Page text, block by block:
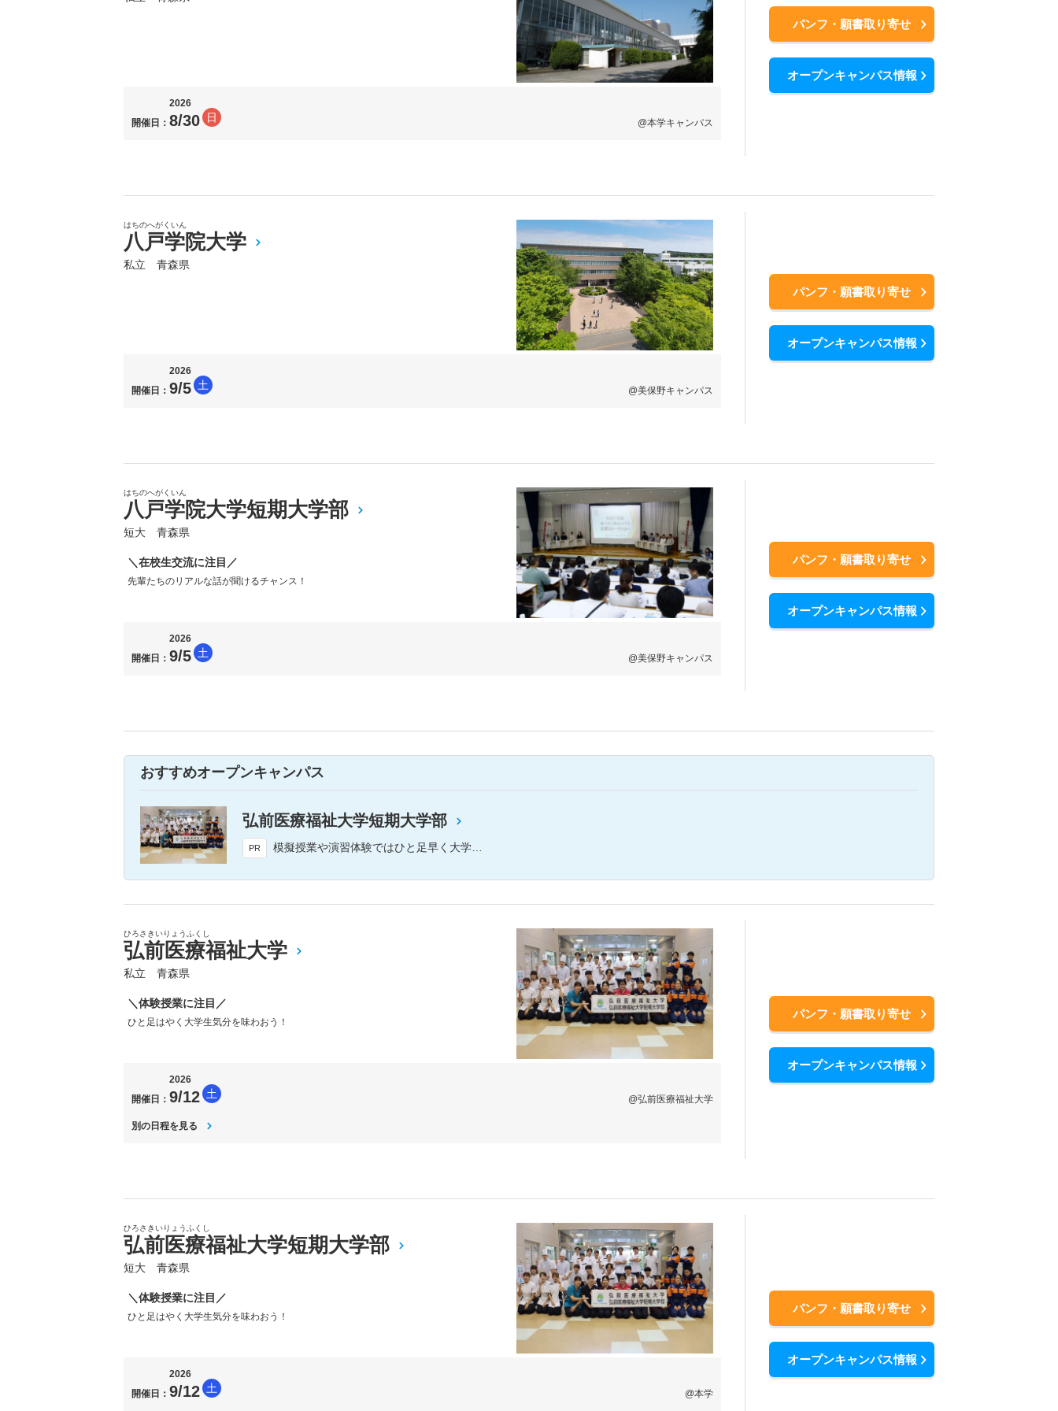
開催日：
2026
8/30 日 @本学キャンパス
パンフ・願書取り寄せ
オープンキャンパス情報
はちのへがくいん
八戸学院大学
私立 青森県
開催日：
2026
9/5 土 @美保野キャンパス
パンフ・願書取り寄せ
オープンキャンパス情報
はちのへがくいん
八戸学院大学短期大学部
短大 青森県
＼在校生交流に注目／
先輩たちのリアルな話が聞けるチャンス！
開催日：
2026
9/5 土 @美保野キャンパス
パンフ・願書取り寄せ
オープンキャンパス情報
おすすめオープンキャンパス
弘前医療福祉大学短期大学部
PR 模擬授業や演習体験ではひと足早く大学生気分を味わえます。教員や在学生に相談・質問ができる懇親会もあるので、ぜひ気軽にお越しください。
ひろさきいりょうふくし
弘前医療福祉大学
私立 青森県
＼体験授業に注目／
ひと足はやく大学生気分を味わおう！
開催日：
2026
9/12 土 @弘前医療福祉大学
別の日程を見る
パンフ・願書取り寄せ
オープンキャンパス情報
ひろさきいりょうふくし
弘前医療福祉大学短期大学部
短大 青森県
＼体験授業に注目／
ひと足はやく大学生気分を味わおう！
開催日：
2026
9/12 土 @本学
パンフ・願書取り寄せ
オープンキャンパス情報